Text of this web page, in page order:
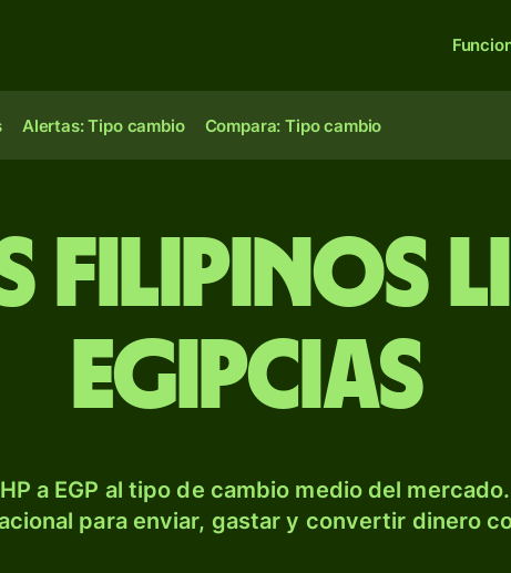
Alertas: Tipo cambio Compara: Tipo cambio
filipinos
egipcias
a EGP al tipo de cambio medio del
para enviar, gastar y convertir dinero